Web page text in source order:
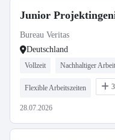
Junior
Bureau Veritas
Deutschland
Vollzeit Nachhaltiger
Flexible Arbeitszeiten 3
28.07.2026